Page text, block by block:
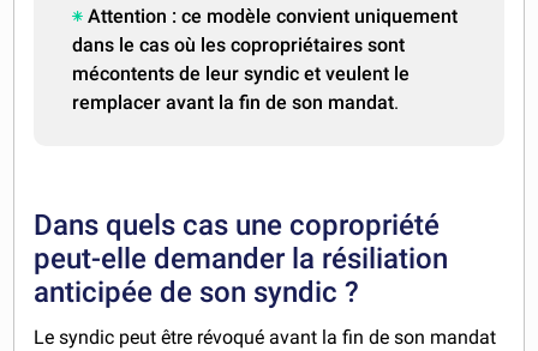
Attention : ce modèle convient uniquement
dans le cas où les copropriétaires sont
mécontents de leur syndic et veulent le
remplacer avant la fin de son mandat.
Dans quels cas une copropriété
peut-elle demander la résiliation
anticipée de son syndic ?
Le syndic peut être révoqué avant la fin de son mandat